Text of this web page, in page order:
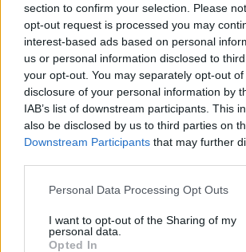
section to confirm your selection. Please
opt-out request is processed you may
interest-based ads based on personal
us or personal information disclosed to
your opt-out. You may separately opt-out
disclosure of your personal information by
IAB’s list of downstream participants. This
also be disclosed by us to third parties on
Downstream Participants that may further
Personal Data Processing Opt Outs
I want to opt-out of the Sharing of my
personal data.
Opted In
à 17h20.